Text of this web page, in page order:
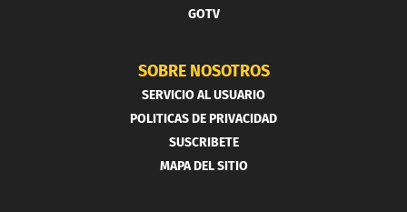
GOTV
SOBRE NOSOTROS
SERVICIO AL USUARIO
POLITICAS DE PRIVACIDAD
SUSCRIBETE
MAPA DEL SITIO